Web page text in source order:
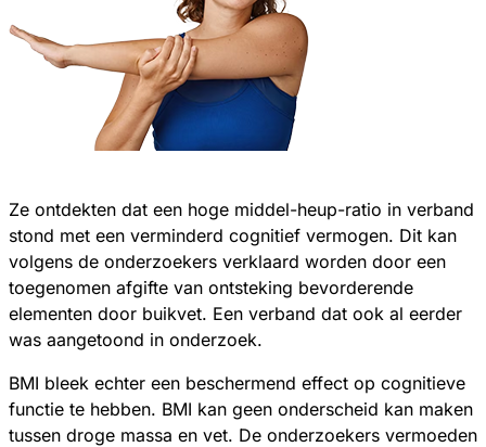
Ze ontdekten dat een hoge middel-heup-ratio in verband
stond met een verminderd cognitief vermogen. Dit kan
volgens de onderzoekers verklaard worden door een
toegenomen afgifte van ontsteking bevorderende
elementen door buikvet. Een verband dat ook al eerder
was aangetoond in onderzoek.
BMI bleek echter een beschermend effect op cognitieve
functie te hebben. BMI kan geen onderscheid kan maken
tussen droge massa en vet. De onderzoekers vermoeden